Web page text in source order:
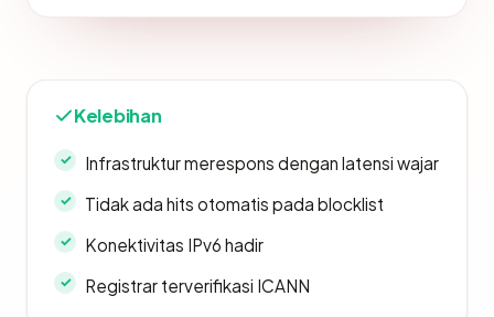
Kelebihan
Infrastruktur merespons dengan latensi wajar
Tidak ada hits otomatis pada blocklist
Konektivitas IPv6 hadir
Registrar terverifikasi ICANN